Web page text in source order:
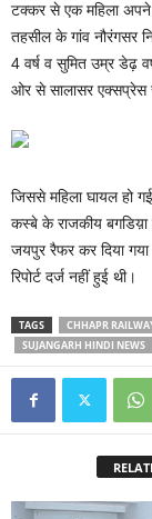
टक्कर से एक महिला अपने
तहसील के गांव नौरंगसर
4 वर्ष व सुमित उम्र डेढ़
ओर से सालासर एक्सप्रेस
जिससे महिला घायल हो
कस्बे के राजकीय बगडिय़ा
जयपुर रैफर कर दिया
रिपोर्ट दर्ज नहीं हुई थी।
TAGS CHHAPR
SUJANGARH HINDI NEWS